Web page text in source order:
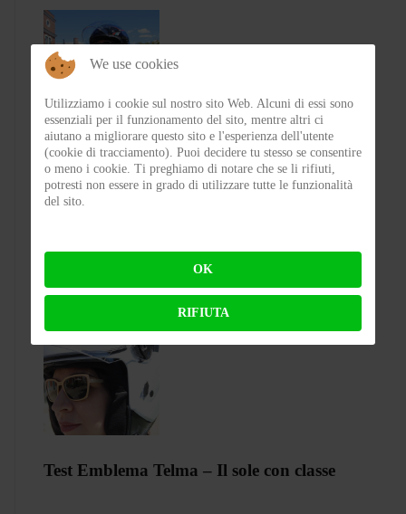
Test CGM 136 RNA Fibra – Il jet che
punta su comfort e carattere
Test Emblema Telma – Il sole con classe
We use cookies
Utilizziamo i cookie sul nostro sito Web. Alcuni di essi sono
essenziali per il funzionamento del sito, mentre altri ci
aiutano a migliorare questo sito e l'esperienza dell'utente
(cookie di tracciamento). Puoi decidere tu stesso se consentire
o meno i cookie. Ti preghiamo di notare che se li rifiuti,
potresti non essere in grado di utilizzare tutte le funzionalità
del sito.
OK
RIFIUTA